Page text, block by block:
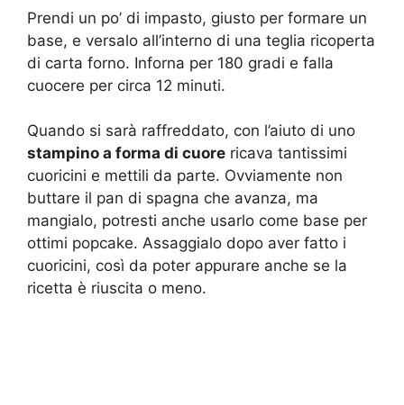
Prendi un po’ di impasto, giusto per formare un
base, e versalo all’interno di una teglia ricoperta
di carta forno. Inforna per 180 gradi e falla
cuocere per circa 12 minuti.
Quando si sarà raffreddato, con l’aiuto di uno
stampino a forma di cuore ricava tantissimi
cuoricini e mettili da parte. Ovviamente non
buttare il pan di spagna che avanza, ma
mangialo, potresti anche usarlo come base per
ottimi popcake. Assaggialo dopo aver fatto i
cuoricini, così da poter appurare anche se la
ricetta è riuscita o meno.